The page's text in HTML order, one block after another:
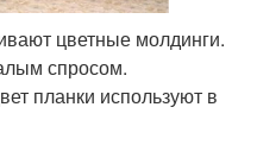
цветные молдинги.
спросом.
планки используют в